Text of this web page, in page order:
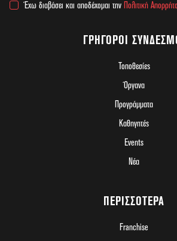
Έχω διαβάσει και αποδέχομαι την Πολιτική
ΓΡΉΓΟΡΟΙ
Τοποθεσίες
Όργανα
Προγράμματα
Καθηγητές
Events
Νέα
ΠΕΡΙΣΣΌΤΕΡΑ
Franchise